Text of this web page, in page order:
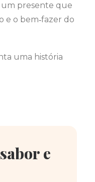
um presente que
e o bem‑fazer do
uma história
e